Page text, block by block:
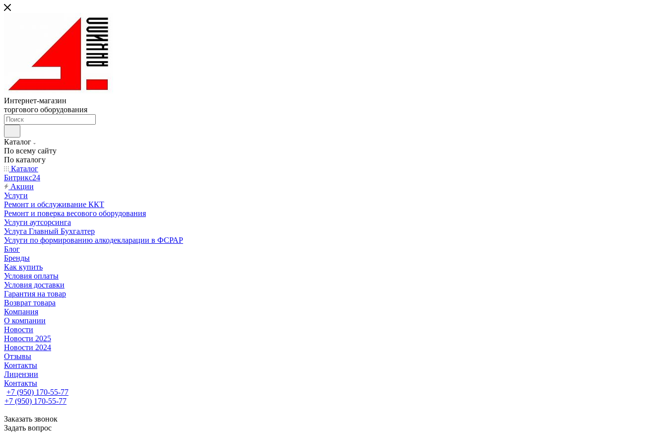
Интернет-магазин
торгового оборудования
Каталог
По всему сайту
По каталогу
Каталог
Битрикс24
Акции
Услуги
Ремонт и обслуживание ККТ
Ремонт и поверка весового оборудования
Услуги аутсорсинга
Услуга Главный Бухгалтер
Услуги по формированию алкодекларации в ФСРАР
Блог
Бренды
Как купить
Условия оплаты
Условия доставки
Гарантия на товар
Возврат товара
Компания
О компании
Новости
Новости 2025
Новости 2024
Отзывы
Контакты
Лицензии
Контакты
+7 (950) 170-55-77
+7 (950) 170-55-77
Заказать звонок
Задать вопрос